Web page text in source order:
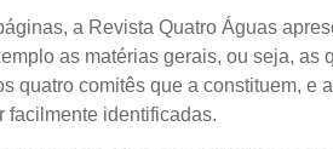
a Revista Quatro Águas
as matérias gerais, ou seja, as
quatro comitês que a constituem, e
facilmente identificadas.